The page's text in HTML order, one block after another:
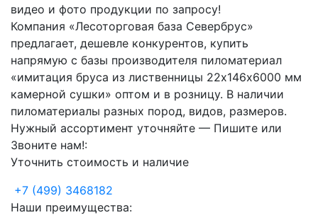
видео и фото продукции по запросу!
Компания «Лесоторговая база Севербрус»
предлагает, дешевле конкурентов, купить
напрямую с базы производителя пиломатериал
«имитация бруса из лиственницы 22х146х6000 мм
камерной сушки» оптом и в розницу. В наличии
пиломатериалы разных пород, видов, размеров.
Нужный ассортимент уточняйте — Пишите или
Звоните нам!:
Уточнить стоимость и наличие
+7 (499) 3468182
Наши преимущества: